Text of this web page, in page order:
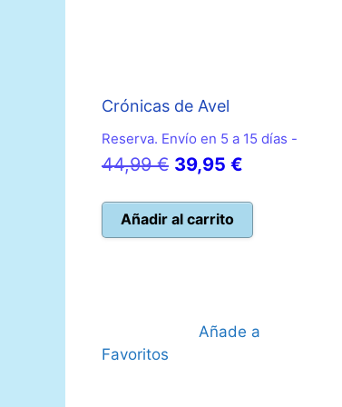
Crónicas de Avel
Reserva. Envío en 5 a 15 días -
44,99€ El
original
era:
39,95 €
es:
Añadir al carrito
Añade a
Favoritos